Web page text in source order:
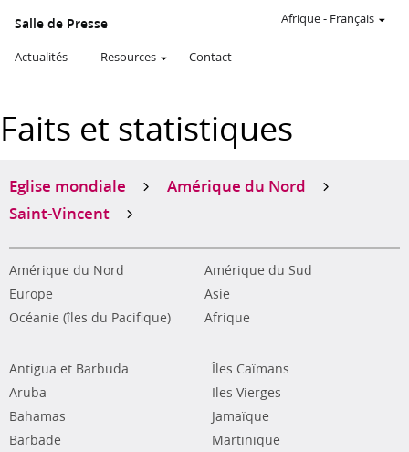
Salle de Presse
Actualités Resources Contact
Afrique- Français
Faits et statistiques
Eglise mondiale
Amérique du Nord
Saint-Vincent
Amérique du Nord
Amérique du Sud
Europe
Asie
Océanie (îles du Pacifique)
Afrique
Antigua et Barbuda
Aruba
Bahamas
Barbade
Îles Caïmans
Iles Vierges
Jamaïque
Martinique